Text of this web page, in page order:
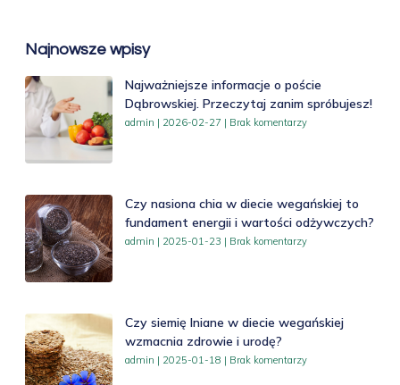
Najnowsze wpisy
Najważniejsze informacje o poście
Dąbrowskiej. Przeczytaj zanim spróbujesz!
admin 2026-02-27 Brak komentarzy
Czy nasiona chia w diecie wegańskiej to
fundament energii i wartości odżywczych?
admin 2025-01-23 Brak komentarzy
Czy siemię lniane w diecie wegańskiej
wzmacnia zdrowie i urodę?
admin 2025-01-18 Brak komentarzy